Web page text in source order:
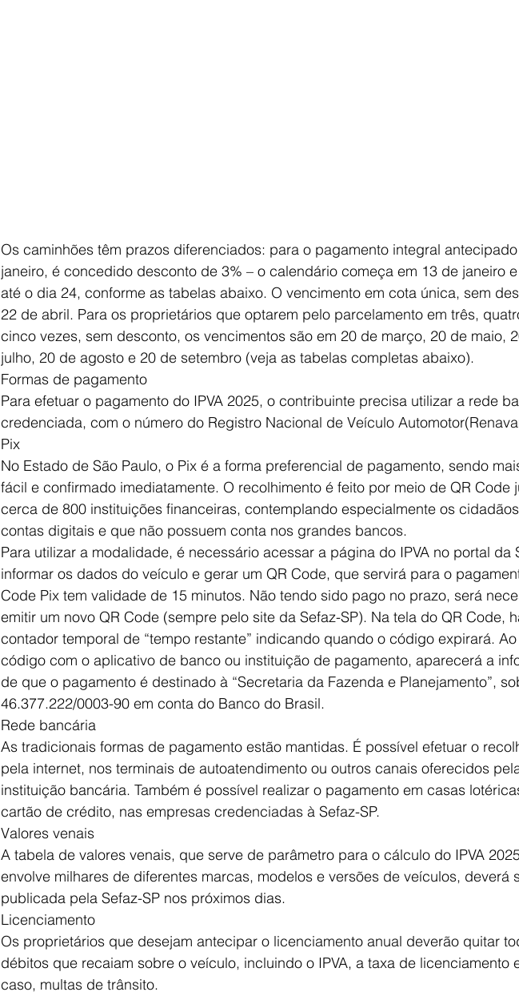
Os caminhões têm prazos diferenciados: para o pagamento integral
janeiro, é concedido desconto de 3% – o calendário começa em 13 de janeiro
até o dia 24, conforme as tabelas abaixo. O vencimento em cota única, sem
22 de abril. Para os proprietários que optarem p​​elo parcelamento em três,
cinco vezes, sem desconto, os vencimentos são em 20 de março, 20 de maio,
julho, 20 de agosto e 20 de setembro (veja as tabelas completas abaixo).
Formas de pagamento
Para efetuar o pagamento do IPVA 2025, o contribuinte precisa utilizar a rede
credenciada, com o número do Registro Nacional de Veículo
Pix
No Estado de São Paulo, o Pix é a forma preferencial de pagamento, sendo
fácil e confirmado imediatamente. O recolhimento é feito por meio de QR Code
cerca de 800 instituições financeiras, contemplando especialmente os
contas digitais e que não possuem conta nos grandes bancos.
Para utilizar a modalidade, é necessário acessar a página do IPVA no portal da
informar os dados do veículo e gerar um QR Code, que servirá para o
Code Pix tem validade de 15 minutos. Não tendo sido pago no prazo, será
emitir um novo QR Code (sempre pelo site da Sefaz-SP). Na tela do QR Code,
contador temporal de “tempo restante” indicando quando o código expirará.
código com o aplicativo de banco ou instituição de pagamento, aparecerá a
de que o pagamento é destinado à “Secretaria da Fazenda e Planejamento”,
46.377.222/0003-90 em conta do Banco do Brasil.
Rede bancária
As tradicionais formas de pagamento estão mantidas. É possível efetuar o
pela internet, nos terminais de autoatendimento ou outros canais oferecidos
instituição bancária. Também é possível realizar o pagamento em casas
cartão de crédito, nas empresas credenciadas à Sefaz-SP.​​
Valores venais
A tabela de valores venais, que serve de parâmetro para o cálculo do IPVA
envolve milhares de diferentes marcas, modelos e versões de veículos, de​​verá
publicada pela Sefaz-SP nos próximos dias.
Licenciamento
Os proprietários que desejam antecipar o licenciamento anual deverão quitar
débitos que recaiam sobre o veículo, incluindo o IPVA, a taxa de licenciamento
caso, multas de trânsito.